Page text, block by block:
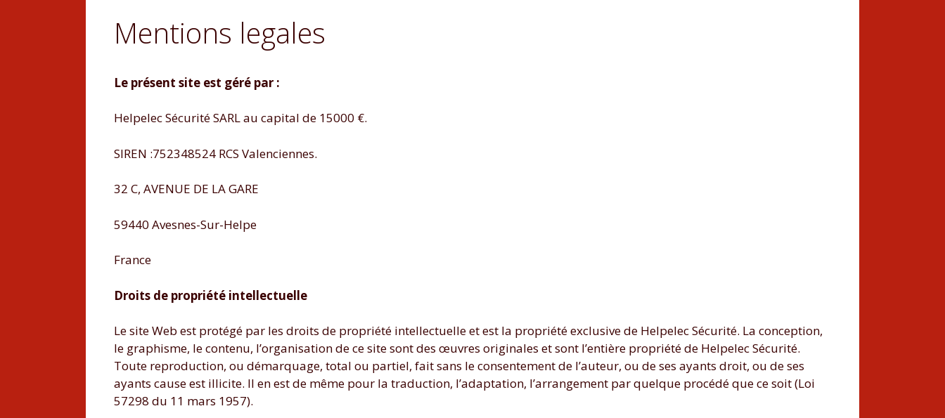
Mentions legales
Le présent site est géré par :
Helpelec Sécurité SARL au capital de 15000 €.
SIREN :752348524 RCS Valenciennes.
32 C, AVENUE DE LA GARE
59440 Avesnes-Sur-Helpe
France
Droits de propriété intellectuelle
Le site Web est protégé par les droits de propriété intellectuelle et est la propriété exclusive de Helpelec Sécurité. La conception,
le graphisme, le contenu, l’organisation de ce site sont des œuvres originales et sont l’entière propriété de Helpelec Sécurité.
Toute reproduction, ou démarquage, total ou partiel, fait sans le consentement de l’auteur, ou de ses ayants droit, ou de ses
ayants cause est illicite. Il en est de même pour la traduction, l’adaptation, l’arrangement par quelque procédé que ce soit (Loi
57298 du 11 mars 1957).